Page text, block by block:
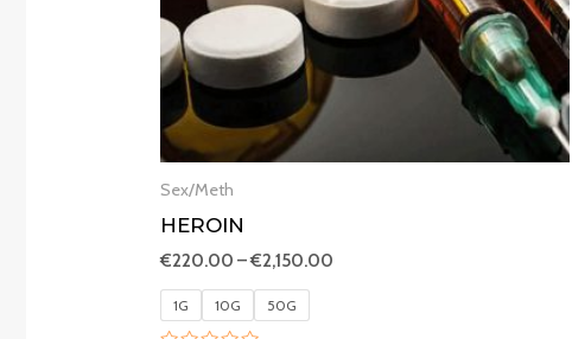
Sex/Meth
HEROIN
€220.00 –€2,150.00
1G 10G 50G